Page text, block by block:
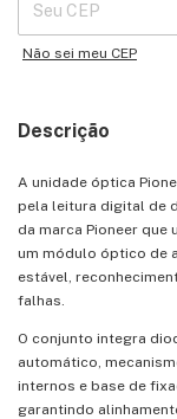
Não sei meu CEP
Descrição
A unidade óptica
pela leitura digital de
da marca Pioneer
um módulo óptico de
estável,
falhas.
O conjunto integra
automático,
internos e base de
garantindo